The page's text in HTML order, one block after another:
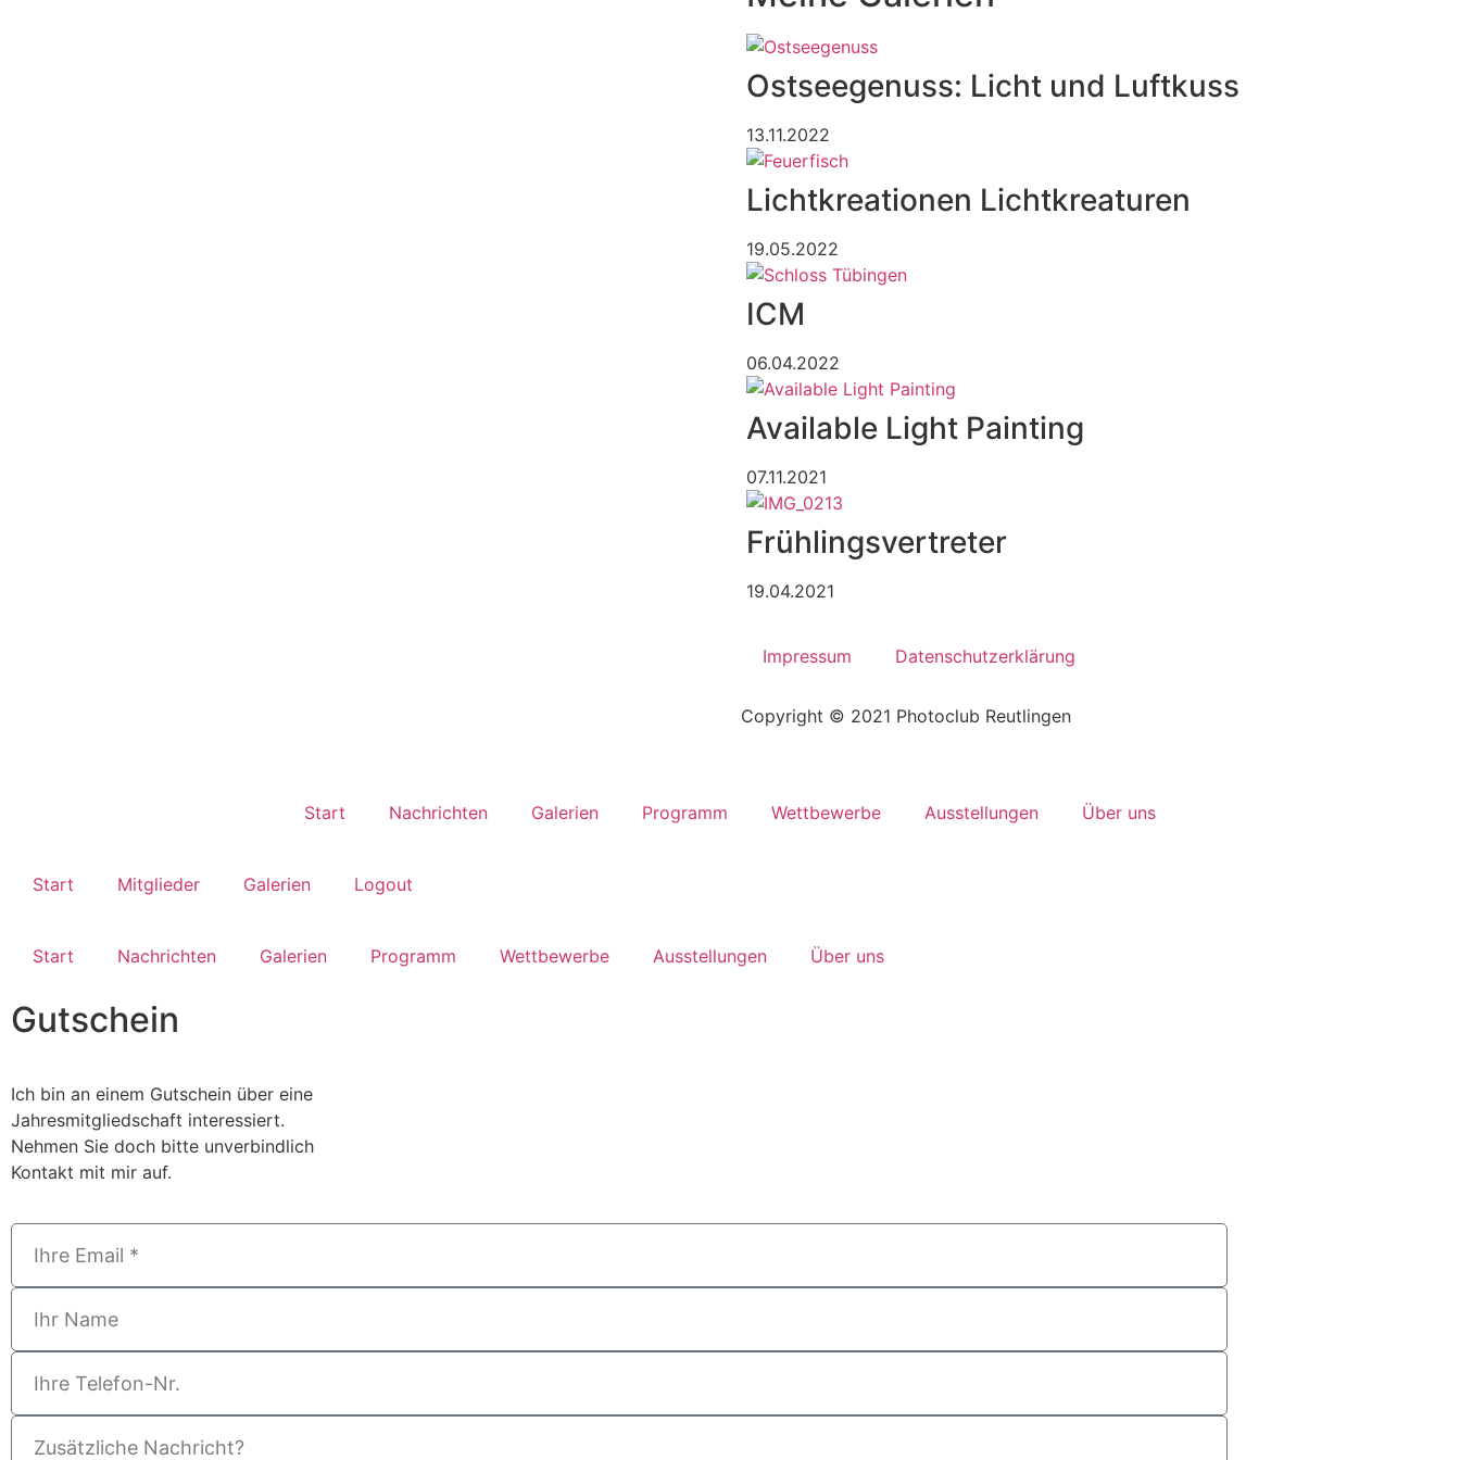
Ostseegenuss: Licht und Luftkuss
13.11.2022
Lichtkreationen Lichtkreaturen
19.05.2022
ICM
06.04.2022
Available Light Painting
07.11.2021
Frühlingsvertreter
19.04.2021
Impressum Datenschutzerklärung
Copyright © 2021 Photoclub Reutlingen
Start Nachrichten Galerien Programm Wettbewerbe Ausstellungen Über uns
Start Mitglieder Galerien Logout
Start Nachrichten Galerien Programm Wettbewerbe Ausstellungen Über uns
Gutschein
Ich bin an einem Gutschein über eine
Jahresmitgliedschaft interessiert.
Nehmen Sie doch bitte unverbindlich
Kontakt mit mir auf.